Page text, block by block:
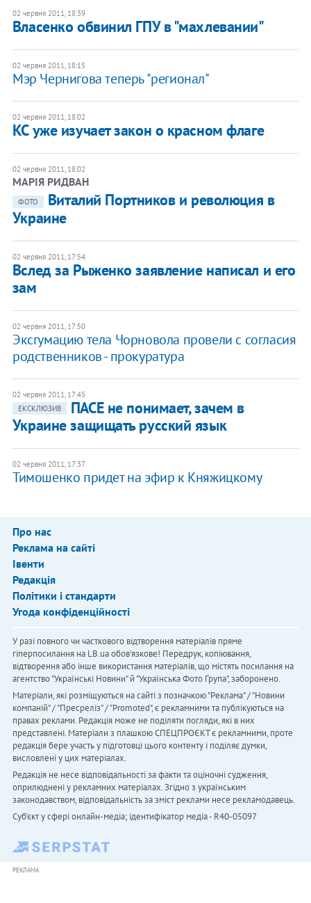
02 червня 2011, 18:39
Власенко обвинил ГПУ в "махлевании"
02 червня 2011, 18:15
Мэр Чернигова теперь "регионал"
02 червня 2011, 18:02
КС уже изучает закон о красном флаге
02 червня 2011, 18:02
МАРІЯ РИДВАН
ФОТО
Виталий Портников и революция в
Украине
02 червня 2011, 17:54
Вслед за Рыженко заявление написал и его
зам
02 червня 2011, 17:50
Эксгумацию тела Чорновола провели с согласия
родственников - прокуратура
02 червня 2011, 17:45
ЕКСКЛЮЗИВ
ПАСЕ не понимает, зачем в
Украине защищать русский язык
02 червня 2011, 17:37
Тимошенко придет на эфир к Княжицкому
Про нас
Реклама на сайті
Івенти
Редакція
Політики і стандарти
Угода конфіденційності
У разі повного чи часткового відтворення матеріалів пряме
гіперпосилання на LB.ua обов'язкове! Передрук, копіювання,
відтворення або інше використання матеріалів, що містять посилання на
агентство "Українськi Новини" й "Українська Фото Група", заборонено.
Матеріали, які розміщуються на сайті з позначкою "Реклама" / "Новини
компаній" / "Пресреліз" / "Promoted", є рекламними та публікуються на
правах реклами. Редакція може не поділяти погляди, які в них
представлені. Матеріали з плашкою СПЕЦПРОЄКТ є рекламними, проте
редакція бере участь у підготовці цього контенту і поділяє думки,
висловлені у цих матеріалах.
Редакція не несе відповідальності за факти та оціночні судження,
оприлюднені у рекламних матеріалах. Згідно з українським
законодавством, відповідальність за зміст реклами несе рекламодавець.
Cуб'єкт у сфері онлайн-медіа; ідентифікатор медіа - R40-05097
РЕКЛАМА